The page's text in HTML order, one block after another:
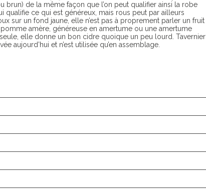
brun) de la même façon que l’on peut qualifier ainsi la robe
qualifie ce qui est généreux, mais rous peut par ailleurs
sur un fond jaune, elle n’est pas à proprement parler un fruit
amère, généreuse en amertume ou une amertume
elle donne un bon cidre quoique un peu lourd. Tavernier
et n’est utilisée qu’en assemblage.